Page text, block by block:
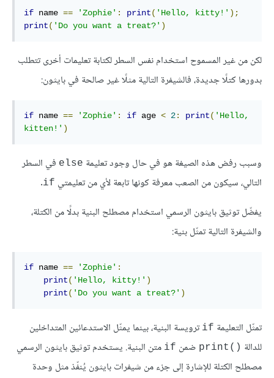
if name == 'Zophie' : print( 'Hello, kitty!' );
print( 'Do you want a treat?' )
لكن من غير المسموح استخدام نفس السطر لكتابة تعليمات أخرى تتطلب
بدورها كتلًا جديدة، فالشيفرة التالية مثلًا غير صالحة في بايثون:
if name == 'Zophie' : if age < 2: print( 'Hello,
kitten!' )
وسبب رفض هذه الصيغة هو في حال وجود تعليمة else في السطر
التالي، سيكون من الصعب معرفة كونها تابعة لأي من تعليمتي if
.
يفضّل توثيق بايثون الرسمي استخدام مصطلح البنية بدلًا من الكتلة،
والشيفرة التالية تمثّل بنية:
if name == 'Zophie' :
print( 'Hello, kitty!' )
print( 'Do you want a treat?' )
تمثّل التعليمة if ترويسة البنية، بينما يمثّل الاستدعائين المتداخلين
للدالة ()print ضمن if متن البنية. يستخدم توثيق بايثون الرسمي
مصطلح الكتلة للإشارة إلى جزء من شيفرات بايثون يُنفّذ مثل وحدة